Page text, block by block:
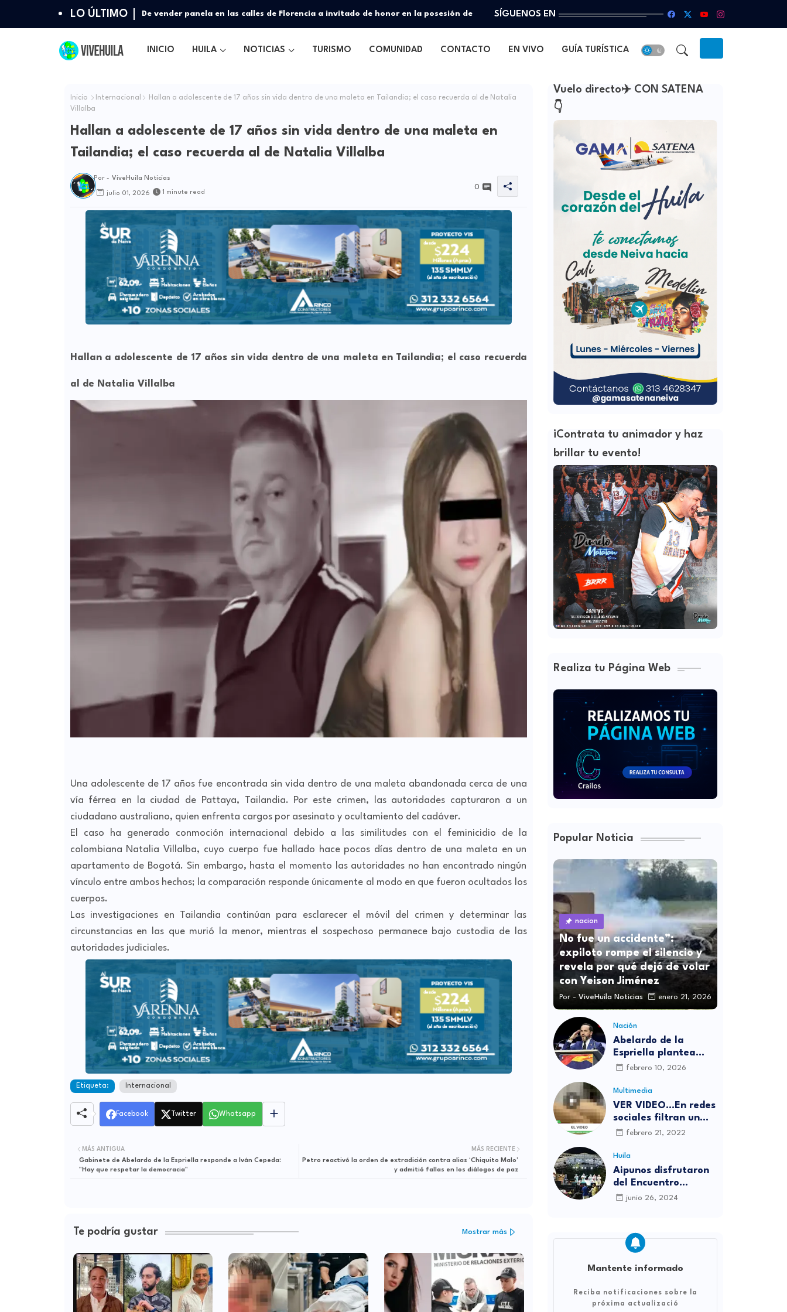
LO ÚLTIMO Decreto de Petro cambia aportes a seguridad social de repartidores de Rappi y otras SÍGUENOS EN
INICIO HUILA NOTICIAS TURISMO COMUNIDAD CONTACTO EN VIVO GUÍA TURÍSTICA
Inicio Internacional
Hallan a adolescente de 17 años sin vida dentro de una maleta en Tailandia; el caso recuerda al de Natalia
Villalba
Hallan a adolescente de 17 años sin vida dentro de una maleta en
Tailandia; el caso recuerda al de Natalia Villalba
Por - ViveHuila Noticias
julio 01, 2026 1 minute read
0
Hallan a adolescente de 17 años sin vida dentro de una maleta en Tailandia; el caso recuerda
al de Natalia Villalba
Una adolescente de 17 años fue encontrada sin vida dentro de una maleta abandonada cerca de una
vía férrea en la ciudad de Pattaya, Tailandia. Por este crimen, las autoridades capturaron a un
ciudadano australiano, quien enfrenta cargos por asesinato y ocultamiento del cadáver.
El caso ha generado conmoción internacional debido a las similitudes con el feminicidio de la
colombiana Natalia Villalba, cuyo cuerpo fue hallado hace pocos días dentro de una maleta en un
apartamento de Bogotá. Sin embargo, hasta el momento las autoridades no han encontrado ningún
vínculo entre ambos hechos; la comparación responde únicamente al modo en que fueron ocultados los
cuerpos.
Las investigaciones en Tailandia continúan para esclarecer el móvil del crimen y determinar las
circunstancias en las que murió la menor, mientras el sospechoso permanece bajo custodia de las
autoridades judiciales.
Etiqueta: Internacional
Facebook Twitter Whatsapp
MÁS RECIENTE
Petro reactivó la orden de extradición contra alias ‘Chiquito Malo’
y admitió fallas en los diálogos de paz
MÁS ANTIGUA
Gabinete de Abelardo de la Espriella responde a Iván Cepeda:
"Hay que respetar la democracia"
Te podría gustar Mostrar más
Vuelo directo✈️ CON SATENA
👇
¡Contrata tu animador y haz
brillar tu evento!
Realiza tu Página Web
Popular Noticia
nacion
No fue un accidente”:
expiloto rompe el silencio y
revela por qué dejó de volar
con Yeison Jiménez
Por - ViveHuila Noticias enero 21, 2026
Nación
Abelardo de la
Espriella plantea
reformas inmediatas
Presidencia y
responde a reciente
encuesta: “No me
asusta nada”
febrero 10, 2026
Multimedia
VER VIDEO...En redes
sociales filtran un
íntimo y aseguran
y Dani Duke
febrero 21, 2022
Huila
Aipunos disfrutaron
del Encuentro
Departamental de
junio 26, 2024
Mantente informado
Reciba notificaciones sobre la
próxima actualizació